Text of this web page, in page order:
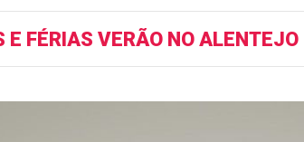
E FÉRIAS VERÃO NO ALENTEJO